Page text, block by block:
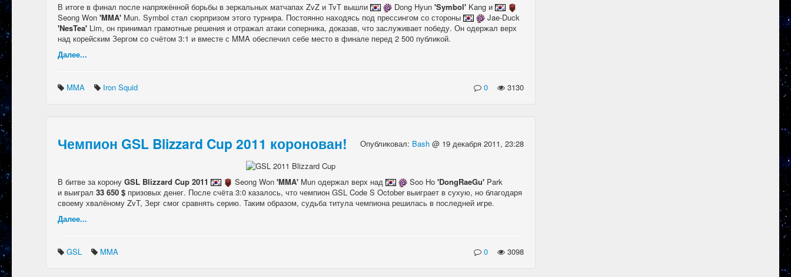
В итоге в финал после напряжённой борьбы в зеркальных матчапах ZvZ и TvT вышли
Dong Hyun 'Symbol'Kang и
Seong Won 'MMA'Mun. Symbol стал сюрпризом этого турнира. Постоянно находясь под прессингом со стороны
Jae-Duck
'NesTea' Lim, он принимал грамотные решения и отражал атаки соперника, доказав, что заслуживает победу. Он одержал верх
над корейским Зергом со счётом 3:1 и вместе с MMA обеспечил себе место в финале перед 2 500 публикой.
Далее...
MMA Iron Squid 0 3130
Чемпион GSL Blizzard Cup 2011 коронован! Опубликовал: Bash @ 19 декабря 2011, 23:28
В битве за корону GSL Blizzard Cup 2011 Seong Won 'MMA'Mun одержал верх над Soo Ho'DongRaeGu' Park
и выиграл 33 650 $призовых денег. После счёта 3:0 казалось, что чемпион GSL Code S October выиграет в сухую, но благодаря
своему хвалёному ZvT, Зерг смог сравнять серию. Таким образом, судьба титула чемпиона решилась в последней игре.
Далее...
GSL MMA 0 3098